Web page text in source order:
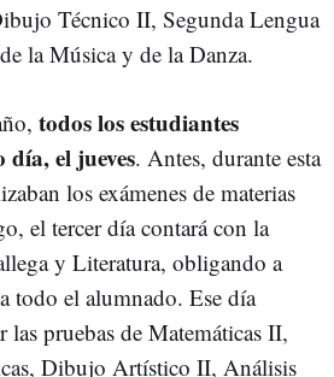
Técnico II, Segunda Lengua
la Música y de la Danza.
todos los estudiantes
el jueves. Antes, durante esta
los exámenes de materias
el tercer día contará con la
y Literatura, obligando a
todo el alumnado. Ese día
pruebas de Matemáticas II,
Dibujo Artístico II, Análisis